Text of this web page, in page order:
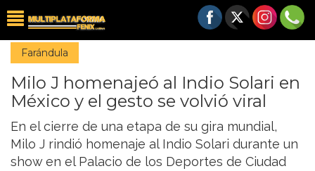
Farándula
Milo J homenajeó al Indio Solari en
México y el gesto se volvió viral
En el cierre de una etapa de su gira mundial,
Milo J rindió homenaje al Indio Solari durante un
show en el Palacio de los Deportes de Ciudad